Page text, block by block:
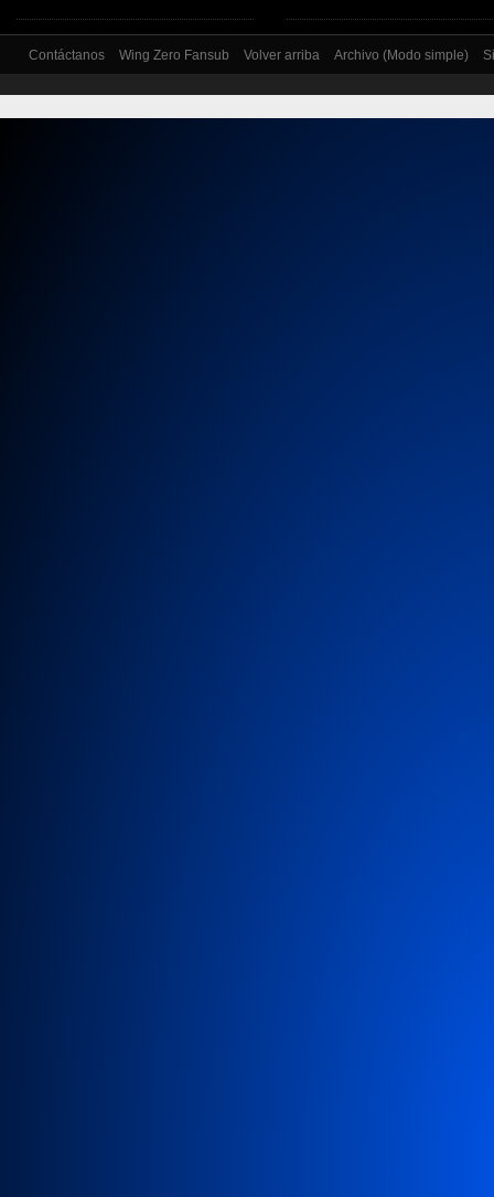
Contáctanos Wing Zero Fansub Volver arriba Archivo (Modo simple)